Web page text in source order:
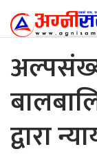
द्वारा